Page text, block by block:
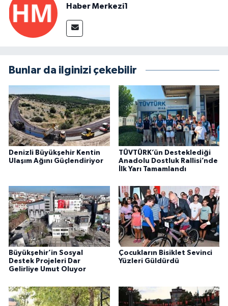
Haber Merkezi1
Bunlar da ilginizi çekebilir
Denizli Büyükşehir Kentin
Ulaşım Ağını Güçlendiriyor
TÜVTÜRK’ün Desteklediği
Anadolu Dostluk Rallisi’nde
İlk Yarı Tamamlandı
Büyükşehir’in Sosyal
Destek Projeleri Dar
Gelirliye Umut Oluyor
Çocukların Bisiklet Sevinci
Yüzleri Güldürdü